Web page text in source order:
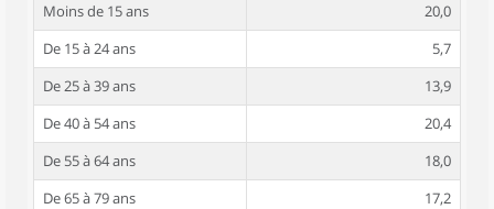
Moins de 15 ans
20,0
De 15 à 24 ans
5,7
De 25 à 39 ans
13,9
De 40 à 54 ans
20,4
De 55 à 64 ans
18,0
De 65 à 79 ans
17,2